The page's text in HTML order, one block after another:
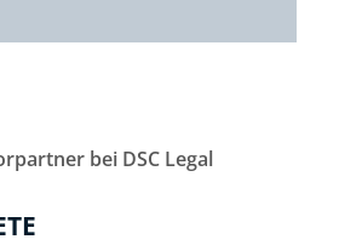
bei DSC Legal